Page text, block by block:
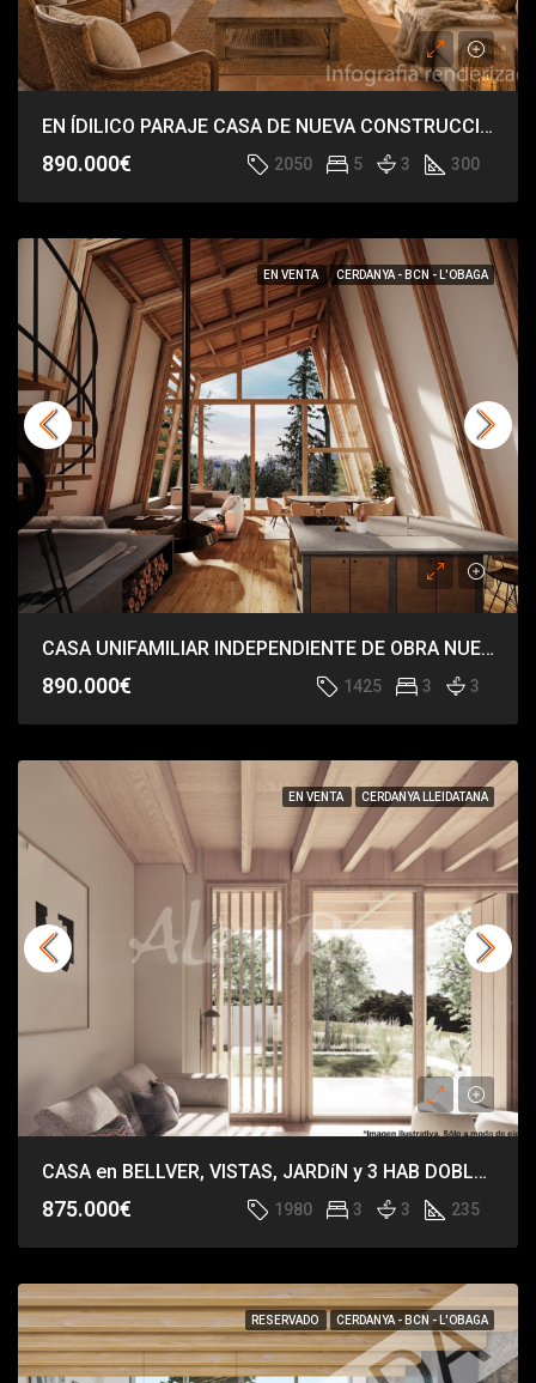
EN ÍDILICO PARAJE CASA DE NUEVA CONSTRUCCIÓN
890.000€ 2050 5 3 300
EN VENTA CERDANYA - BCN - L'OBAGA
CASA UNIFAMILIAR INDEPENDIENTE DE OBRA NUEVA EN LA MOLINA
890.000€ 1425 3 3
EN VENTA CERDANYA LLEIDATANA
CASA en BELLVER, VISTAS, JARDíN y 3 HAB DOBLES
875.000€ 1980 3 3 235
RESERVADO CERDANYA - BCN - L'OBAGA